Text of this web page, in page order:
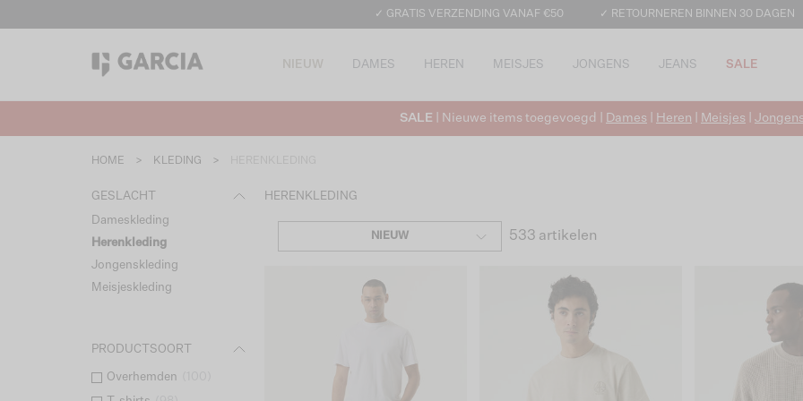
✓ GRATIS VERZENDING VANAF €50 ✓ RETOURNEREN BINNEN 30 DAGEN
NIEUW DAMES HEREN MEISJES JONGENS JEANS SALE
SALE | Nieuwe items toegevoegd | Dames Heren Meisjes
HOME > KLEDING >
GESLACHT
Dameskleding
Herenkleding
Jongenskleding
Meisjeskleding
PRODUCTSOORT
Overhemden
HERENKLEDING
NIEUW 533 artikelen